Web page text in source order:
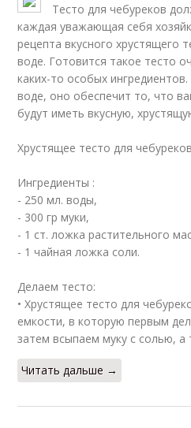
Тесто для чебуреков
каждая уважающая себя
рецепта вкусного хрустящего
воде. Готовится такое тесто
каких-то особых
воде, оно обеспечит то, что
будут иметь вкусную,
Хрустящее тесто для
Ингредиенты :
- 250 мл. воды,
- 300 гр муки,
- 1 ст. ложка растительного
- 1 чайная ложка соли.
Делаем тесто:
• Хрустящее тесто для
емкости, в которую первым
затем всыпаем муку с солью,
Читать дальше →